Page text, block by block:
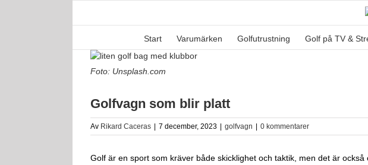
Start
Varumärken Golfutrustning Golf på TV &
Visa
större
Foto: Unsplash.com
Golfvagn som blir platt
Av Rikard Caceras 7 december, 2023 golfvagn 0 kommentarer
Golf är en sport som kräver både skicklighet och taktik, men det är